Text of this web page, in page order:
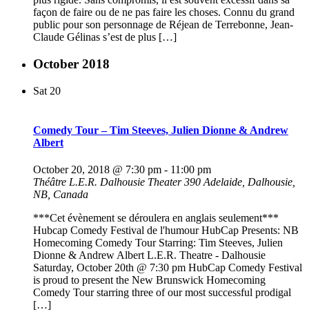
façon de faire ou de ne pas faire les choses. Connu du grand
public pour son personnage de Réjean de Terrebonne, Jean-
Claude Gélinas s’est de plus […]
October 2018
Sat 20
Comedy Tour – Tim Steeves, Julien Dionne & Andrew
Albert
October 20, 2018 @ 7:30 pm - 11:00 pm
Théâtre L.E.R. Dalhousie Theater390 Adelaide, Dalhousie,
NB, Canada
***Cet évènement se déroulera en anglais seulement***
Hubcap Comedy Festival de l'humour HubCap Presents: NB
Homecoming Comedy Tour Starring: Tim Steeves, Julien
Dionne & Andrew Albert L.E.R. Theatre - Dalhousie
Saturday, October 20th @ 7:30 pm HubCap Comedy Festival
is proud to present the New Brunswick Homecoming
Comedy Tour starring three of our most successful prodigal
[…]